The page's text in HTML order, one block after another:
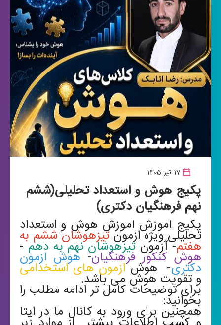
17 تیر 1405
پکیج هوش و استعداد تحلیلی(ششم
نهم فرهنگیان دکتری)
پکیج آموزش آموزش هوش و استعداد
تحلیلی ویژه ازمونتیزهوشان ششم به
هفتم- آزمونتیزهوشان نهم به دهم-
هوش کنکور فرهنگیان- هوش ازمون
دکتری- هوشازمون های استخدامی
و تقویت هوش می باشد.
برای توضیحات کامل تر ادامه مطلب را
بخوانید:
همچنین برای ورود به کانال ما در ایتا